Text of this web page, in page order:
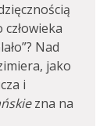
Nad
jako
i
zna na